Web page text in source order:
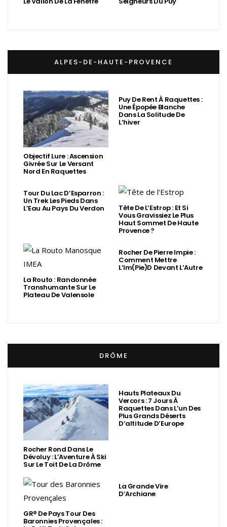
ALPES-DE-HAUTE-PROVENCE
Objectif Lure : Ascension
Givrée Sur Le Versant
Nord En Raquettes
Puy De Rent À Raquettes :
Une Épopée Blanche
Dans La Solitude De
L’hiver
Tour Du Lac D’Esparron :
Un Trek Les Pieds Dans
L’Eau Au Pays Du Verdon Tête De L’Estrop : Et Si
Vous Gravissiez Le Plus
Haut Sommet De Haute
Provence ?
La Routo : Randonnée
Transhumante Sur Le
Plateau De Valensole
Rocher De Pierre Impie :
Comment Mettre
L’Im(Pie)d Devant L’Autre
DRÔME
Rocher Rond Dans Le
Dévoluy : L’Aventure À Ski
Sur Le Toit De La Drôme
Hauts Plateaux Du
Vercors : 7 Jours À
Raquettes Dans L’un Des
Plus Grands Déserts
D’altitude D’Europe
GR® De Pays Tour Des
Baronnies Provençales :
La Grande Vire
D’Archiane